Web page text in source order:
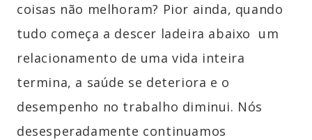
coisas não melhoram? Pior ainda, quando
tudo começa a descer ladeira abaixo um
relacionamento de uma vida inteira
termina, a saúde se deteriora e o
desempenho no trabalho diminui. Nós
desesperadamente continuamos